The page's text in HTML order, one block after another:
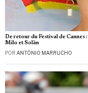
De retour du Festival de Cannes
Milo et Solàn
POR ANTÓNIO MARRUCHO